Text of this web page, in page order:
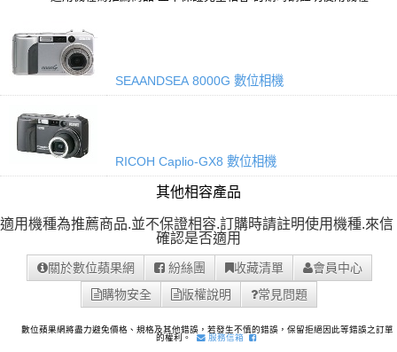
SEAANDSEA 8000G 數位相機
RICOH Caplio-GX8 數位相機
其他相容產品
適用機種為推薦商品.並不保證相容.訂購時請註明使用機種.來信
確認是否適用
關於數位蘋果網 紛絲團 收藏清單
會員中心
購物安全
版權說明 常見問題
數位蘋果網將盡力避免價格、規格及其他錯誤，若發生不慎的錯誤，保留拒絕因此等錯誤之訂單
的權利。
服務信箱